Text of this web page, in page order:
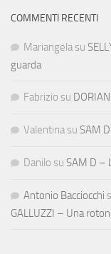
COMMENTI RECENTI
Mariangela su
guarda
Fabrizio su
Valentina su SAM
Danilo su SAM D –
Antonio Bacciocchi
GALLUZZI – Una